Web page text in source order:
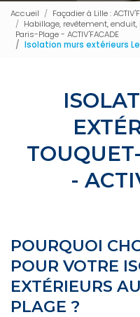
Accueil
Façadier à Lille :
Habillage, revêtement,
Paris-Plage - ACTIV'FACADE
Isolation murs extérieurs
-
POURQUOI
POUR VOTRE
EXTÉRIEURS
PLAGE ?